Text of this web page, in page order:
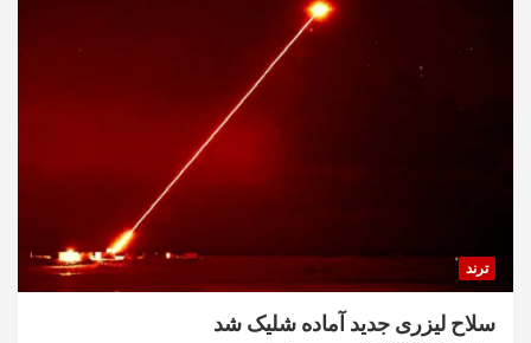
ترند
سلاح لیزری جدید آماده شلیک شد